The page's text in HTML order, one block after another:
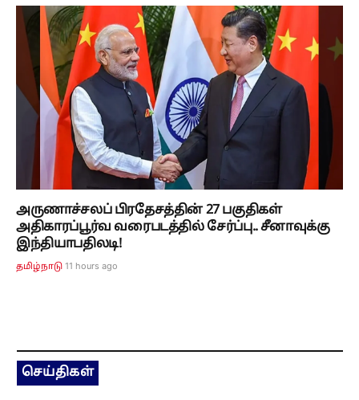
அருணாச்சலப் பிரதேசத்தின் 27 பகுதிகள்
அதிகாரப்பூர்வ வரைபடத்தில் சேர்ப்பு.. சீனாவுக்கு
இந்தியாபதிலடி!
தமிழ்நாடு 11 hours ago
செய்திகள்